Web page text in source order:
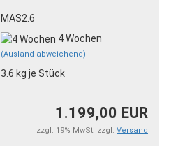
MAS2.6
4 Wochen
(Ausland abweichend)
3.6 kg je Stück
1.199,00 EUR
zzgl. 19% MwSt. zzgl. Versand